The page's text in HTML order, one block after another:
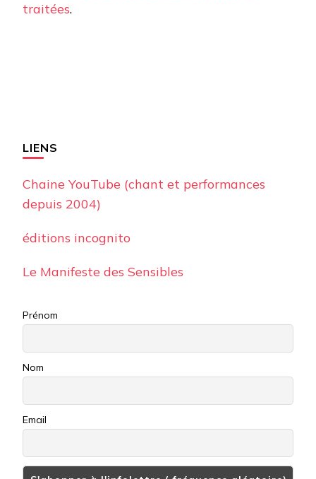
traitées.
LIENS
Chaine YouTube (chant et performances
depuis 2004)
éditions incognito
Le Manifeste des Sensibles
Prénom
Nom
Email